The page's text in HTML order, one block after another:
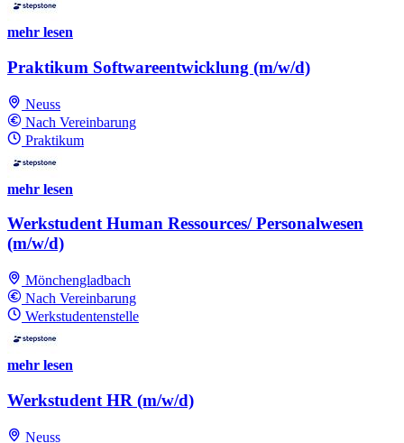
mehr lesen
Praktikum Softwareentwicklung (m/w/d)
Neuss
Nach Vereinbarung
Praktikum
mehr lesen
Werkstudent Human Ressources/ Personalwesen
(m/w/d)
Mönchengladbach
Nach Vereinbarung
Werkstudentenstelle
mehr lesen
Werkstudent HR (m/w/d)
Neuss